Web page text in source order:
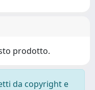
prodotto.
da copyright e